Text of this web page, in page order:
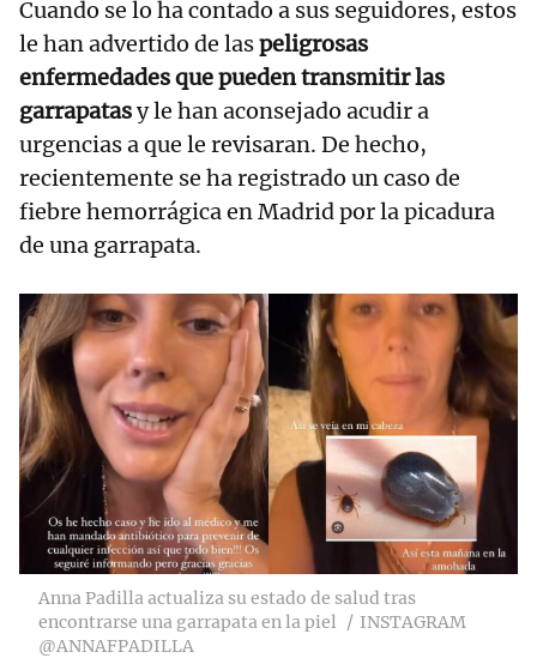
Cuando se lo ha contado a sus seguidores, estos
le han advertido de laspeligrosas
enfermedades que pueden transmitir las
garrapatasy le han aconsejado acudir a
urgencias a que le revisaran. De hecho,
recientemente se ha registrado un caso de
fiebre hemorrágica en Madrid por la picadura
de una garrapata.
Anna Padilla actualiza su estado de salud tras
encontrarse una garrapata en la piel
INSTAGRAM
@ANNAFPADILLA